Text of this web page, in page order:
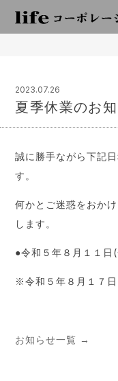
2023.07.26
夏季休業のお
誠に勝手ながら下記
す。
何かとご迷惑をおか
します。
●令和５年８月１１
※令和５年８月１７日
お知らせ一覧 →